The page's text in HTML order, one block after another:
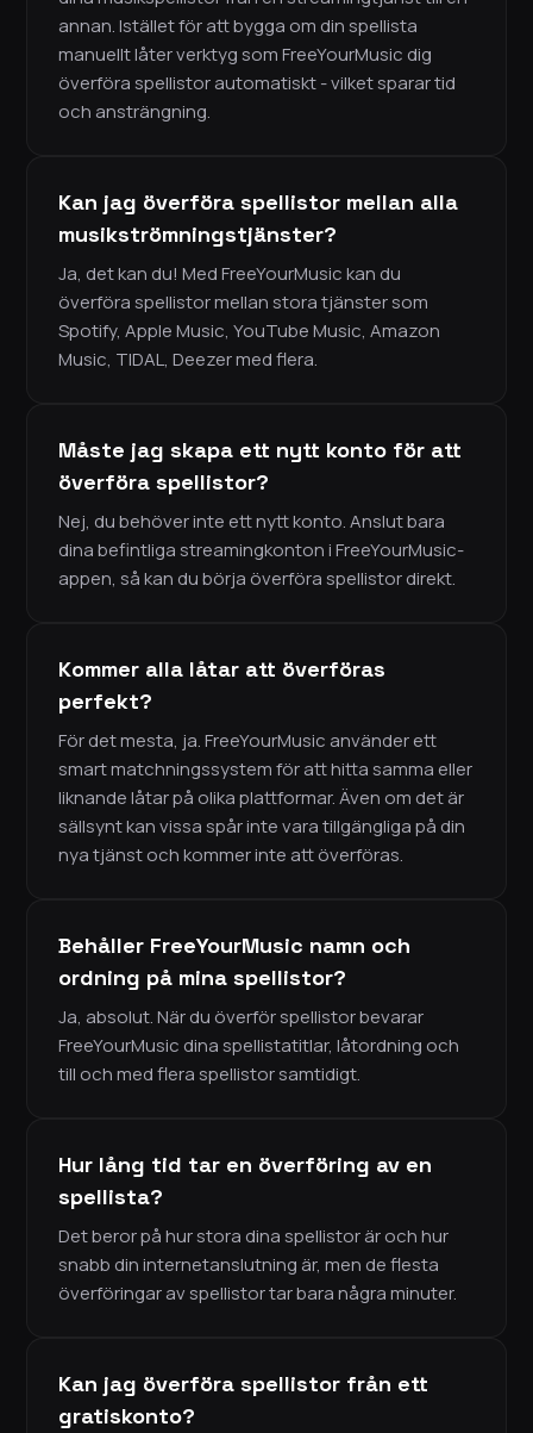
annan. Istället för att bygga om din spellista
manuellt låter verktyg som FreeYourMusic dig
överföra spellistor automatiskt - vilket sparar tid
och ansträngning.
Kan jag överföra spellistor mellan alla
musikströmningstjänster?
Ja, det kan du! Med FreeYourMusic kan du
överföra spellistor mellan stora tjänster som
Spotify, Apple Music, YouTube Music, Amazon
Music, TIDAL, Deezer med flera.
Måste jag skapa ett nytt konto för att
överföra spellistor?
Nej, du behöver inte ett nytt konto. Anslut bara
dina befintliga streamingkonton i FreeYourMusic-
appen, så kan du börja överföra spellistor direkt.
Kommer alla låtar att överföras
perfekt?
För det mesta, ja. FreeYourMusic använder ett
smart matchningssystem för att hitta samma eller
liknande låtar på olika plattformar. Även om det är
sällsynt kan vissa spår inte vara tillgängliga på din
nya tjänst och kommer inte att överföras.
Behåller FreeYourMusic namn och
ordning på mina spellistor?
Ja, absolut. När du överför spellistor bevarar
FreeYourMusic dina spellistatitlar, låtordning och
till och med flera spellistor samtidigt.
Hur lång tid tar en överföring av en
spellista?
Det beror på hur stora dina spellistor är och hur
snabb din internetanslutning är, men de flesta
överföringar av spellistor tar bara några minuter.
Kan jag överföra spellistor från ett
gratiskonto?